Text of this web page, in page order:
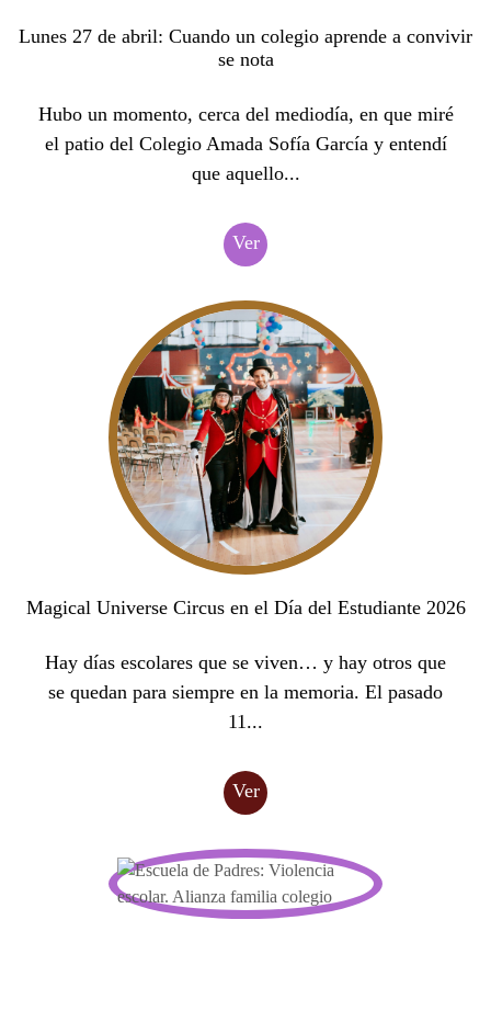
Lunes 27 de abril: Cuando un colegio aprende a convivir
se nota
Hubo un momento, cerca del mediodía, en que miré
el patio del Colegio Amada Sofía García y entendí
que aquello...
Ver
Magical Universe Circus en el Día del Estudiante 2026
Hay días escolares que se viven… y hay otros que
se quedan para siempre en la memoria. El pasado
11...
Ver